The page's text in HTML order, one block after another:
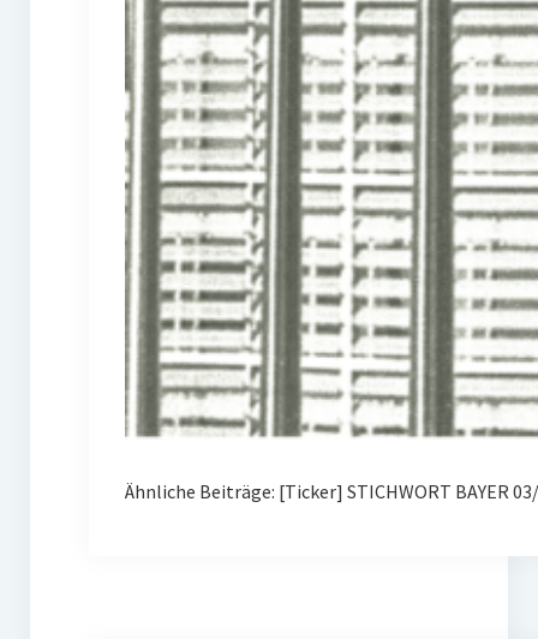
Ähnliche Beiträge: [Ticker] STICHWORT BAYER